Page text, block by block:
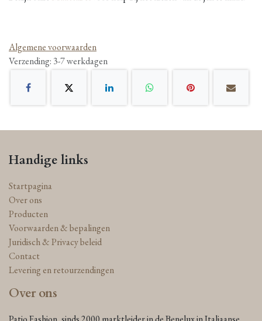
Algemene voorwaarden
Verzending: 3-7 werkdagen
Handige links
Startpagina
Over ons
Producten
Voorwaarden & bepalingen
Juridisch & Privacy beleid
Contact
Levering en retourzendingen
Over ons